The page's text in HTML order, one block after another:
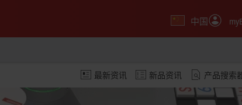
中国
最新资讯 新品资讯 产品搜索